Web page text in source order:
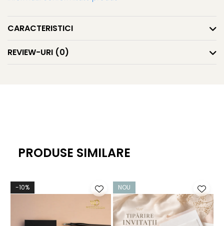
CARACTERISTICI
REVIEW-URI (0)
PRODUSE SIMILARE
-10% NOU